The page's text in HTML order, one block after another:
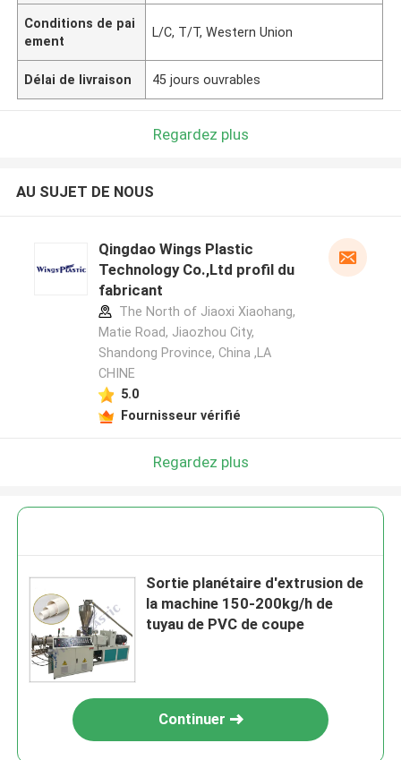
Conditions de pai
ement
L/C, T/T, Western Union
Délai de livraison 45 jours ouvrables
Regardez plus
AU SUJET DE NOUS
Qingdao Wings Plastic
Technology Co.,Ltd profil du
fabricant
The North of Jiaoxi Xiaohang,
Matie Road, Jiaozhou City,
Shandong Province, China ,LA
CHINE
5.0
Fournisseur vérifié
Regardez plus
Sortie planétaire d'extrusion de
la machine 150-200kg/h de
tuyau de PVC de coupe
Continuer